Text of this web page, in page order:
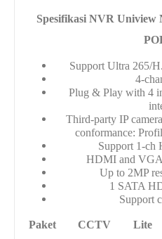
Spesifikasi NVR Uniview
Support Ultra 265/
4-
Plug & Play with 4
Third-party IP
conformance:
Support 1-
HDMI and VGA
Up to 2MP
1 SATA
Support
Paket CCTV